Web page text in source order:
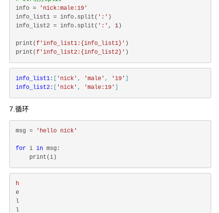
info =
'nick:male:19'
info_list1 = info.split( ':' )
info_list2 = info.split( ':' , 1 )
print(f'info_list1: {info_list1} ' )
print(f'info_list2: {info_list2} '
info_list1 : 'nick' , 'male' , '19'
info_list2 : 'nick' , 'male:19'
7.循环
msg = 'hello nick'
for i in msg:
h
e
l
l